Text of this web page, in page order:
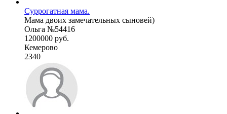
Суррогатная мама.
Мама двоих замечательных сыновей)
Ольга №54416
1200000 руб.
Кемерово
2340